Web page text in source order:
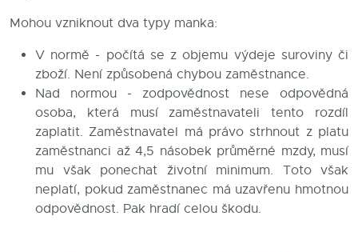
Kontakty
Mohou vzniknout dva typy manka:
V normě - počítá se z objemu výdeje suroviny či
zboží. Není způsobená chybou zaměstnance.
Nad normou - zodpovědnost nese odpovědná
osoba, která musí zaměstnavateli tento rozdíl
zaplatit. Zaměstnavatel má právo strhnout z platu
zaměstnanci až 4,5 násobek průměrné mzdy, musí
mu však ponechat životní minimum. Toto však
neplatí, pokud zaměstnanec má uzavřenu hmotnou
odpovědnost. Pak hradí celou škodu.